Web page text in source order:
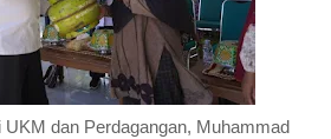
dan Perdagangan, Muhammad